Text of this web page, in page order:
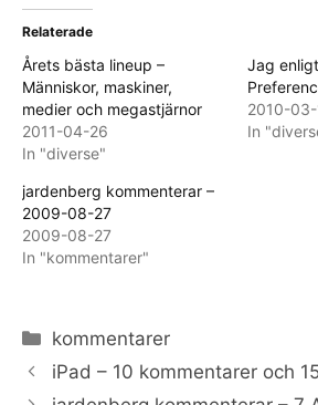
Relaterade
Årets bästa lineup –
Människor, maskiner,
medier och megastjärnor
2011-04-26
In "diverse"
Jag
2010-
In
jardenberg kommenterar –
2009-08-27
2009-08-27
In "kommentarer"
Categories
kommentarer
iPad – 10 kommentarer och